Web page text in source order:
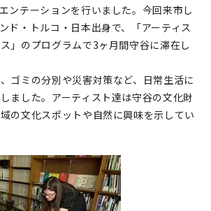
ンテーションを行いました。今回来市し
ド・トルコ・日本出身で、「アーティス
」のプログラムで3ヶ月間守谷に滞在し
ゴミの分別や災害対策など、日常生活に
ました。アーティスト達は守谷の文化財
の文化スポットや自然に興味を示してい